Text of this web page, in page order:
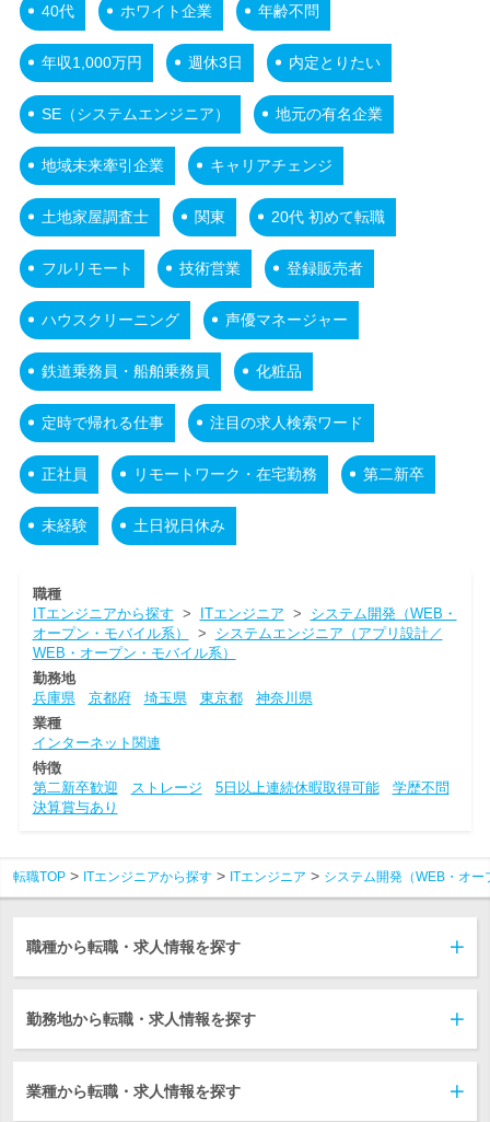
40代 ホワイト企業 年齢不問
年収1,000万円 週休3日 内定とりたい
SE（システムエンジニア） 地元の有名企業
地域未来牽引企業 キャリアチェンジ
土地家屋調査士 関東 20代 初めて転職
フルリモート 技術営業 登録販売者
ハウスクリーニング 声優マネージャー
鉄道乗務員・船舶乗務員 化粧品
定時で帰れる仕事 注目の求人検索ワード
正社員 リモートワーク・在宅勤務 第二新卒
未経験 土日祝日休み
職種
ITエンジニアから探す > ITエンジニア > システム開発（WEB・
オープン・モバイル系）
> システムエンジニア（アプリ設計／
WEB・オープン・モバイル系）
勤務地
兵庫県
京都府 埼玉県 東京都
神奈川県
業種
インターネット関連
特徴
第二新卒歓迎
ストレージ 5日以上連続休暇取得可能
学歴不問
決算賞与あり
転職TOP ITエンジニアから探す ITエンジニア システム開発（WEB・オ
職種から転職・求人情報を探す
勤務地から転職・求人情報を探す
業種から転職・求人情報を探す